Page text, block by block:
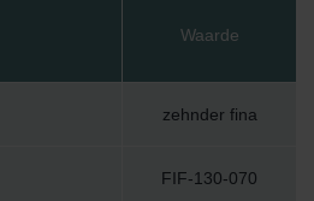
Waarde
zehnder fina
FIF-130-070